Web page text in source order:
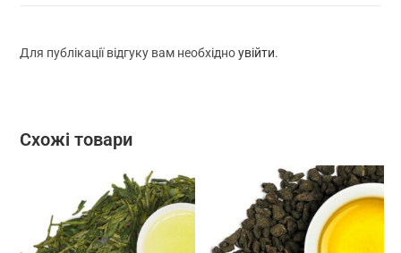
Для публікації відгуку вам необхідноувійти.
Схожі товари